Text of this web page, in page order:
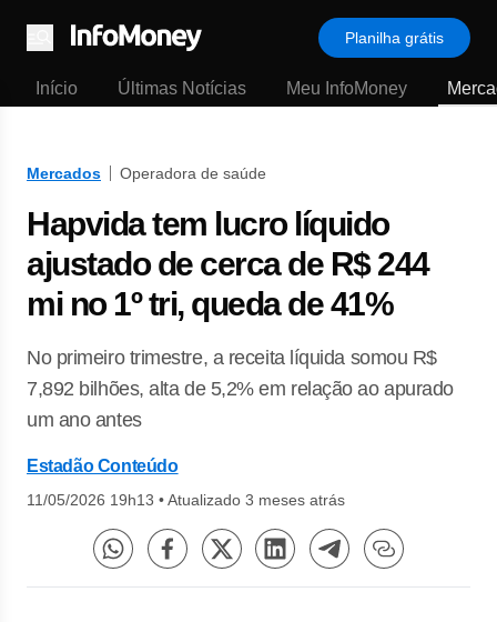
Menu
Planilha grátis
Início Últimas Notícias Meu InfoMoney
Mercados Operadora de saúde
Hapvida tem lucro líquido
ajustado de cerca de R$ 244
mi no 1º tri, queda de 41%
No primeiro trimestre, a receita líquida somou R$
7,892 bilhões, alta de 5,2% em relação ao apurado
um ano antes
Estadão Conteúdo
11/05/2026 19h13 •Atualizado 3 meses atrás